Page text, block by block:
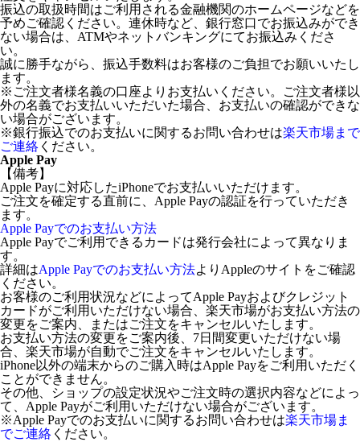
振込の取扱時間はご利用される金融機関のホームページなどを
予めご確認ください。連休時など、銀行窓口でお振込みができ
ない場合は、ATMやネットバンキングにてお振込みくださ
い。
誠に勝手ながら、振込手数料はお客様のご負担でお願いいたし
ます。
※ご注文者様名義の口座よりお支払いください。ご注文者様以
外の名義でお支払いいただいた場合、お支払いの確認ができな
い場合がございます。
※銀行振込でのお支払いに関するお問い合わせは楽天市場まで
ご連絡 ください。
Apple Pay
【備考】
Apple Payに対応したiPhoneでお支払いいただけます。
ご注文を確定する直前に、Apple Payの認証を行っていただき
ます。
Apple Payでのお支払い方法
Apple Payでご利用できるカードは発行会社によって異なりま
す。
詳細はApple Payでのお支払い方法よりAppleのサイトをご確認
ください。
お客様のご利用状況などによってApple Payおよびクレジット
カードがご利用いただけない場合、楽天市場がお支払い方法の
変更をご案内、またはご注文をキャンセルいたします。
お支払い方法の変更をご案内後、7日間変更いただけない場
合、楽天市場が自動でご注文をキャンセルいたします。
iPhone以外の端末からのご購入時はApple Payをご利用いただく
ことができません。
その他、ショップの設定状況やご注文時の選択内容などによっ
て、Apple Payがご利用いただけない場合がございます。
※Apple Payでのお支払いに関するお問い合わせは楽天市場ま
でご連絡 ください。